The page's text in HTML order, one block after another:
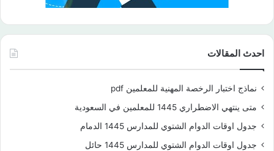
احدث المقالات
نماذج اختبار الرخصة المهنية للمعلمين pdf
متى ينتهي الاضطراري 1445 للمعلمين في السعودية
جدول اوقات الدوام الشتوي للمدارس 1445 الدمام
جدول اوقات الدوام الشتوي للمدارس 1445 حائل